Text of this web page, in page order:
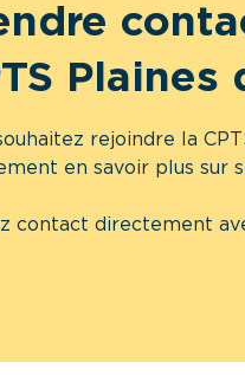
Plaines
rejoindre la
en savoir plus sur
contact directement